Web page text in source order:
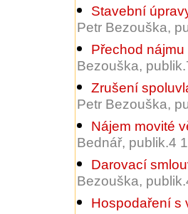
Stavební
Petr Bezouška,
Přechod nájmu
Bezouška,
Zrušení
Petr Bezouška,
Nájem movité
Bednář, publik.4
Darovací
Bezouška,
Hospodaření s